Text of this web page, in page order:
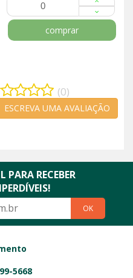
comprar
(0)
ESCREVA UMA AVALIAÇÃO
PARA RECEBER
OK
5668